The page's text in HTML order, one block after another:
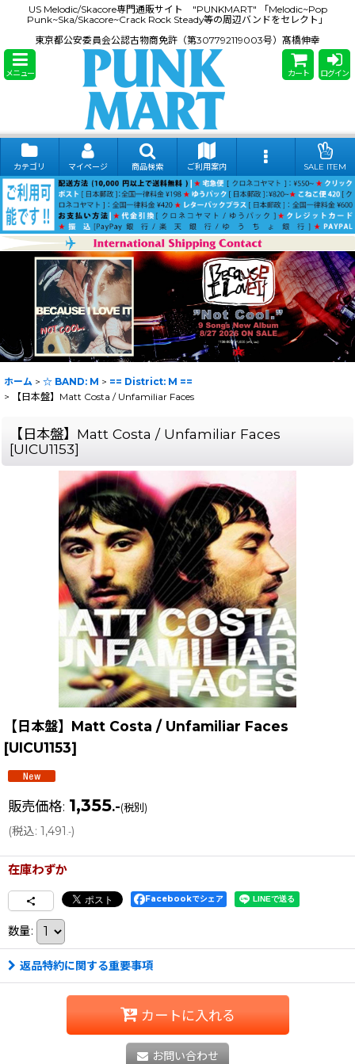
US Melodic/Skacore専門通販サイト "PUNKMART" 「Melodic~Pop
Punk~Ska/Skacore~Crack Rock Steady等の周辺バンドをセレクト」
東京都公安委員会公認古物商免許（第307792119003号）髙橋伸幸
メニュー カート ログイン
カテゴリ マイページ 商品検索 ご利用案内 SALE ITEM
ホーム > ☆ BAND: M > == District: M ==
>
【日本盤】Matt Costa / Unfamiliar Faces
【日本盤】Matt Costa / Unfamiliar Faces
[UICU1153]
【日本盤】Matt Costa / Unfamiliar Faces
[UICU1153]
販売価格: 1,355.-(税別)
(税込: 1,491.-)
在庫わずか
Facebookでシェア
数量:
返品特約に関する重要事項
カートに入れる
お問い合わせ